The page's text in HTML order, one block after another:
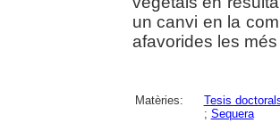
un canvi en la
afavorides les
Matèries: Tesis
; Sequera